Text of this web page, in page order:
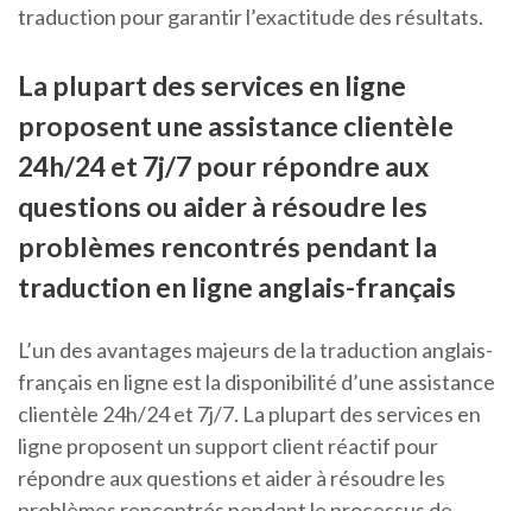
traduction pour garantir l’exactitude des résultats.
La plupart des services en ligne
proposent une assistance clientèle
24h/24 et 7j/7 pour répondre aux
questions ou aider à résoudre les
problèmes rencontrés pendant la
traduction en ligne anglais-français
L’un des avantages majeurs de la traduction anglais-
français en ligne est la disponibilité d’une assistance
clientèle 24h/24 et 7j/7. La plupart des services en
ligne proposent un support client réactif pour
répondre aux questions et aider à résoudre les